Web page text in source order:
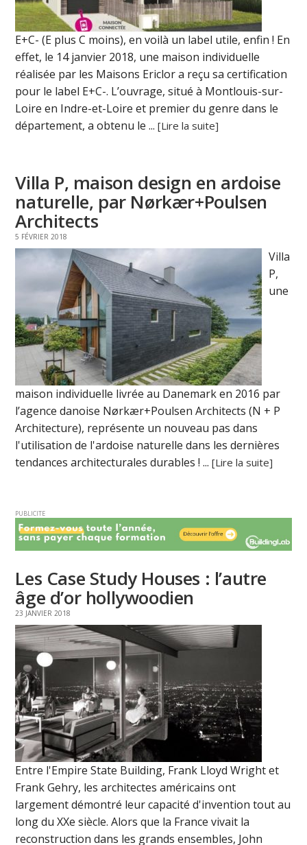
E+C- (E plus C moins), en voilà un label utile, enfin ! En
effet, le 14 janvier 2018, une maison individuelle
réalisée par les Maisons Ericlor a reçu sa certification
pour le label E+C-. L’ouvrage, situé à Montlouis-sur-
Loire en Indre-et-Loire et premier du genre dans le
département, a obtenu le ...[Lire la suite]
Villa P, maison design en ardoise
naturelle, par Nørkær+Poulsen
Architects
5 FÉVRIER 2018
Villa
P,
une
maison individuelle livrée au Danemark en 2016 par
l’agence danoise Nørkær+Poulsen Architects (N + P
Architecture), représente un nouveau pas dans
l'utilisation de l'ardoise naturelle dans les dernières
tendances architecturales durables ! ...[Lire la suite]
PUBLICITE
Les Case Study Houses : l’autre
âge d’or hollywoodien
23 JANVIER 2018
Entre l'Empire State Building, Frank Lloyd Wright et
Frank Gehry, les architectes américains ont
largement démontré leur capacité d'invention tout au
long du XXe siècle. Alors que la France vivait la
reconstruction dans les grands ensembles, John